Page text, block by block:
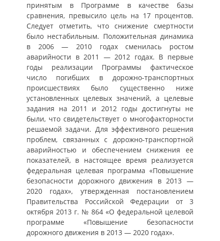
принятым в Программе в качестве базы
сравнения, превысило цель на 17 процентов.
Следует отметить, что снижение смертности
было нестабильным. Положительная динамика
в 2006 — 2010 годах сменилась ростом
аварийности в 2011 — 2012 годах. В первые
годы реализации Программы фактическое
число погибших в дорожно-транспортных
происшествиях было существенно ниже
установленных целевых значений, а целевые
задания на 2011 и 2012 годы достигнуты не
были, что свидетельствует о многофакторности
решаемой задачи. Для эффективного решения
проблем, связанных с дорожно-транспортной
аварийностью и обеспечением снижения ее
показателей, в настоящее время реализуется
федеральная целевая программа «Повышение
безопасности дорожного движения в 2013 —
2020 годах», утвержденная постановлением
Правительства Российской Федерации от 3
октября 2013 г. № 864 «О федеральной целевой
программе «Повышение безопасности
дорожного движения в 2013 — 2020 годах».